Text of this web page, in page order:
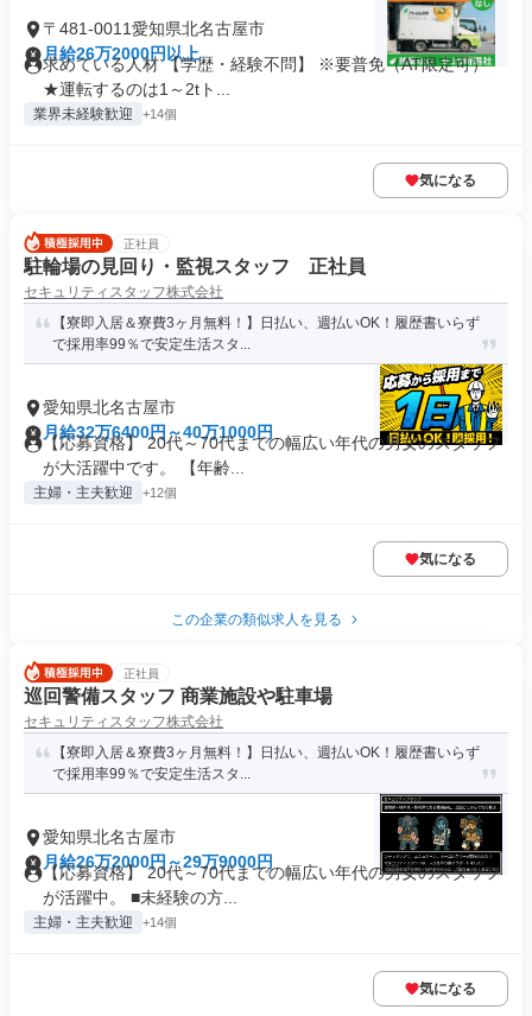
〒481-0011愛知県北名古屋市
月給26万2000円以上
求めている人材 【学歴・経験不問】 ※要普免（AT限定可）
★運転するのは1～2tト...
業界未経験歓迎 +14個
気になる
正社員
駐輪場の見回り・監視スタッフ 正社員
セキュリティスタッフ株式会社
【寮即入居＆寮費3ヶ月無料！】日払い、週払いOK！履歴書いらず
で採用率99％で安定生活スタ...
愛知県北名古屋市
月給32万6400円～40万1000円
【応募資格】 20代～70代までの幅広い年代の男女のスタッフ
が大活躍中です。 【年齢...
主婦・主夫歓迎 +12個
気になる
この企業の類似求人を見る
正社員
巡回警備スタッフ 商業施設や駐車場
セキュリティスタッフ株式会社
【寮即入居＆寮費3ヶ月無料！】日払い、週払いOK！履歴書いらず
で採用率99％で安定生活スタ...
愛知県北名古屋市
月給26万2000円～29万9000円
【応募資格】 20代～70代までの幅広い年代の男女のスタッフ
が活躍中。 ■未経験の方...
主婦・主夫歓迎 +14個
気になる